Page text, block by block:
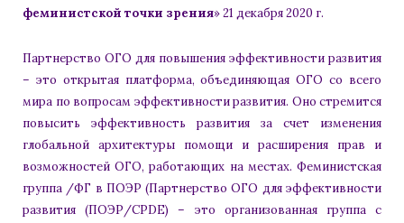
феминистской точки зрения» 21 декабря 2020 г.
Партнерство ОГО для повышения эффективности развития
– это открытая платформа, объединяющая ОГО со всего
мира по вопросам эффективности развития. Оно стремится
повысить эффективность развития за счет изменения
глобальной архитектуры помощи и расширения прав и
возможностей ОГО, работающих на местах. Феминистская
группа /ФГ в ПОЭР (Партнерство ОГО для эффективности
развития (ПОЭР/CPDE) – это организованная группа с